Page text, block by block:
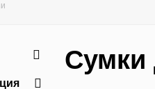
Сумки